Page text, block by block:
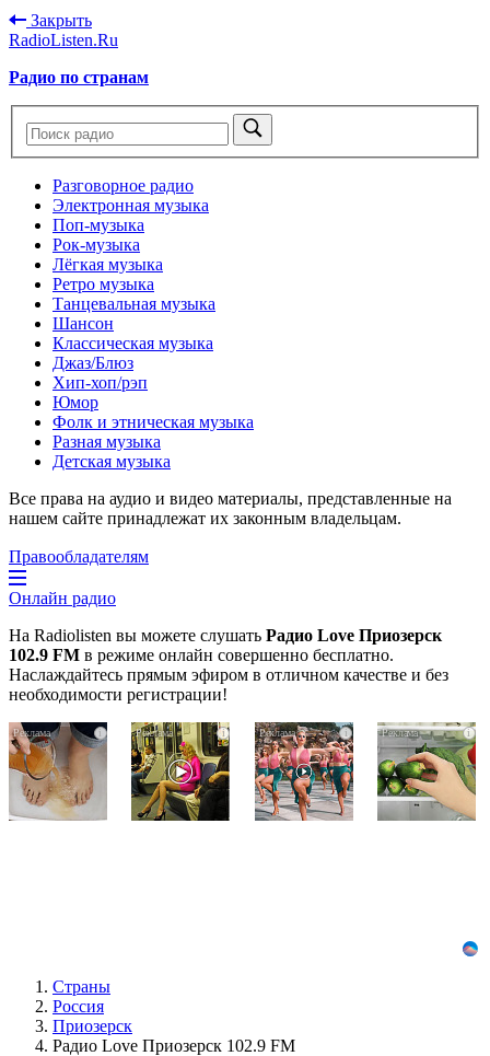
Закрыть
RadioListen.Ru
Радио по странам
Разговорное радио
Электронная музыка
Поп-музыка
Рок-музыка
Лёгкая музыка
Ретро музыка
Танцевальная музыка
Шансон
Классическая музыка
Джаз/Блюз
Хип-хоп/рэп
Юмор
Фолк и этническая музыка
Разная музыка
Детская музыка
Все права на аудио и видео материалы, представленные на
нашем сайте принадлежат их законным владельцам.
Правообладателям
Онлайн радио
На Radiolisten вы можете слушать Радио Love Приозерск
102.9 FM в режиме онлайн совершенно бесплатно.
Наслаждайтесь прямым эфиром в отличном качестве и без
необходимости регистрации!
i
Ногти
будут
чистыми!
Домашний
метод
i
Королева
вагона
отожгла!
Видео
i
Ржу
переставая,
это
видео
i
Страны
Россия
Приозерск
Радио Love Приозерск 102.9 FM